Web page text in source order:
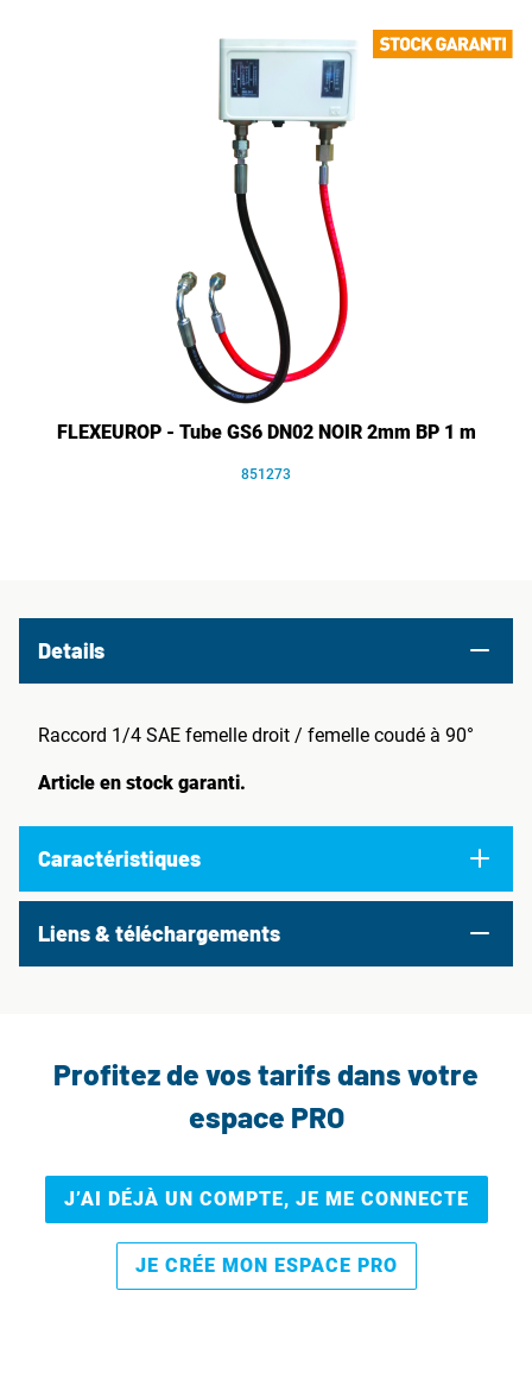
FLEXEUROP - Tube GS6 DN02 NOIR 2mm BP 1 m
851273
Details
Raccord 1/4 SAE femelle droit / femelle coudé à 90°
Article en stock garanti.
Caractéristiques
Liens & téléchargements
Profitez de vos tarifs dans votre
espace PRO
J’AI DÉJÀ UN COMPTE, JE ME CONNECTE
JE CRÉE MON ESPACE PRO